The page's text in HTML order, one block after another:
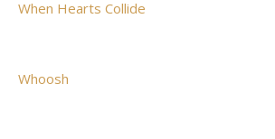
When Hearts Collide
Whoosh